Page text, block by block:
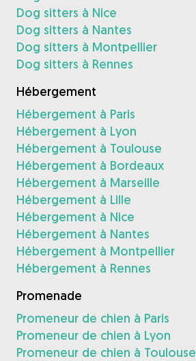
Dog sitters à Nice
Dog sitters à Nantes
Dog sitters à Montpellier
Dog sitters à Rennes
Hébergement
Hébergement à Paris
Hébergement à Lyon
Hébergement à Toulouse
Hébergement à Bordeaux
Hébergement à Marseille
Hébergement à Lille
Hébergement à Nice
Hébergement à Nantes
Hébergement à Montpellier
Hébergement à Rennes
Promenade
Promeneur de chien à Paris
Promeneur de chien à Lyon
Promeneur de chien à Toulouse